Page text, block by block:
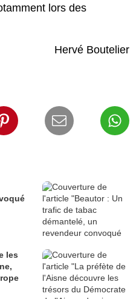
lors des
Hervé Boutelier
les